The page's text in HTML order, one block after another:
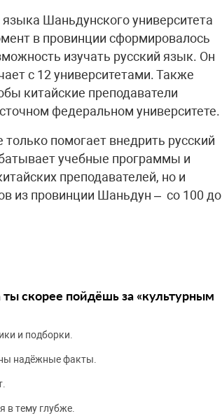
Шаньдунского университета
в провинции сформировалось
изучать русский язык. Он
с 12 университетами. Также
китайские преподаватели
федеральном университете.
помогает внедрить русский
учебные программы и
преподавателей, но и
из провинции Шаньдун – со 100 до
ты скорее пойдёшь за «культурным
и подборки.
надёжные факты.
в тему глубже.